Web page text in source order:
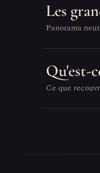
Les
Panorama
Qu'est-
Ce que